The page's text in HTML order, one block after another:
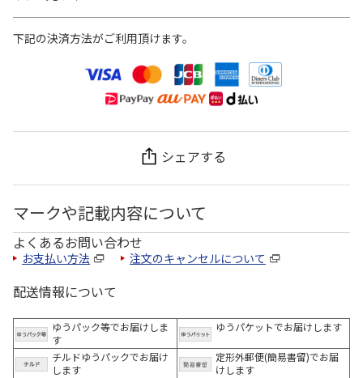
下記の決済方法がご利用頂けます。
シェアする
マークや記載内容について
よくあるお問い合わせ
お支払い方法 注文のキャンセルについて
配送情報について
ゆうパック等でお届けしま
す
ゆうパケットでお届けします
チルドゆうパックでお届け
します
定形外郵便(簡易書留)でお届
けします